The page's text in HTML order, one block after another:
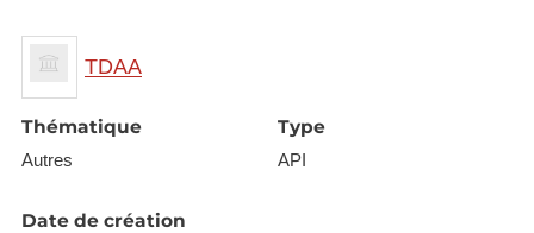
TDAA
Thématique
Autres
Type
API
Date de création